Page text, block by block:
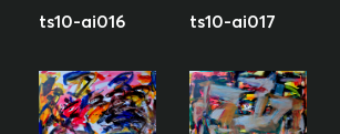
ts10-ai016 ts10-ai017